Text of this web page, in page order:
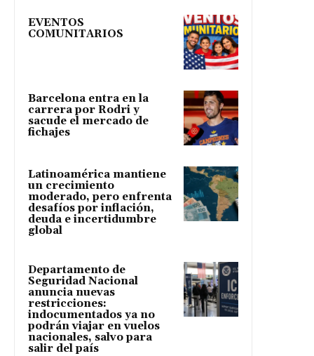
EVENTOS
COMUNITARIOS
Barcelona entra en la
carrera por Rodri y
sacude el mercado de
fichajes
Latinoamérica mantiene
un crecimiento
moderado, pero enfrenta
desafíos por inflación,
deuda e incertidumbre
global
Departamento de
Seguridad Nacional
anuncia nuevas
restricciones:
indocumentados ya no
podrán viajar en vuelos
nacionales, salvo para
salir del país